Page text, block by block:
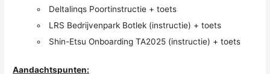
Deltalinqs Poortinstructie + toets
LRS Bedrijvenpark Botlek (instructie) + toets
Shin-Etsu Onboarding TA2025 (instructie) + toets
Aandachtspunten: